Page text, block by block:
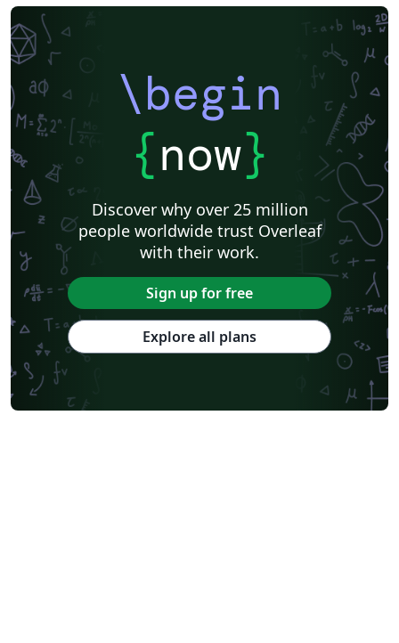
\begin
{now}
Discover why over 25 million
people worldwide trust Overleaf
with their work.
Sign up for free
Explore all plans